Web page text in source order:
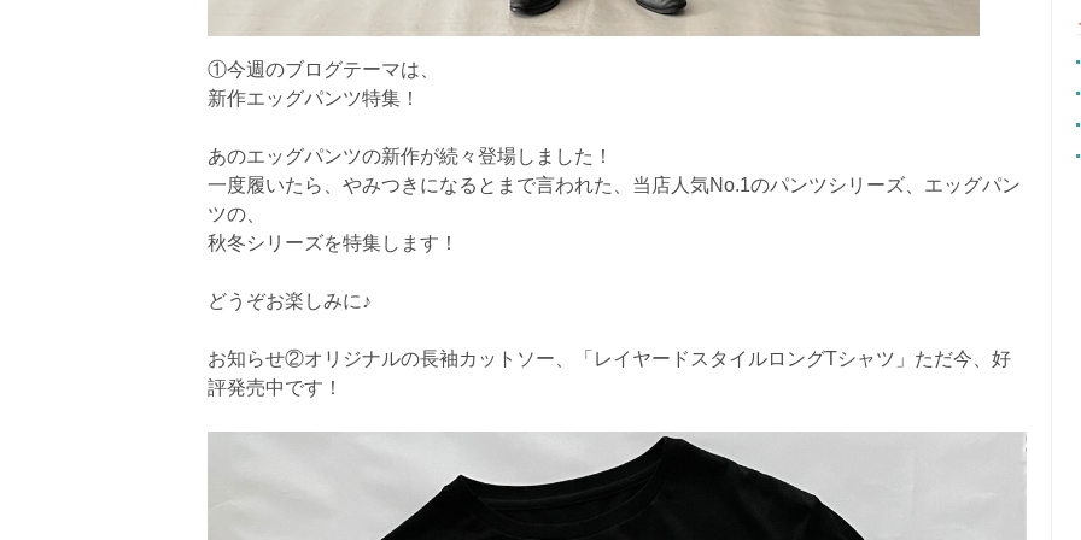
①今週のブログテーマは、
新作エッグパンツ特集！
あのエッグパンツの新作が続々登場しました！
一度履いたら、やみつきになるとまで言われた、当店人気No.1のパンツシリーズ、エッグパン
ツの、
秋冬シリーズを特集します！
どうぞお楽しみに♪
お知らせ②オリジナルの長袖カットソー、「レイヤードスタイルロングTシャツ」ただ今、好
評発売中です！